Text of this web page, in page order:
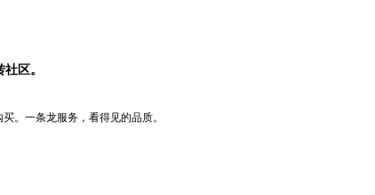
区。
。一条龙服务，看得见的品质。